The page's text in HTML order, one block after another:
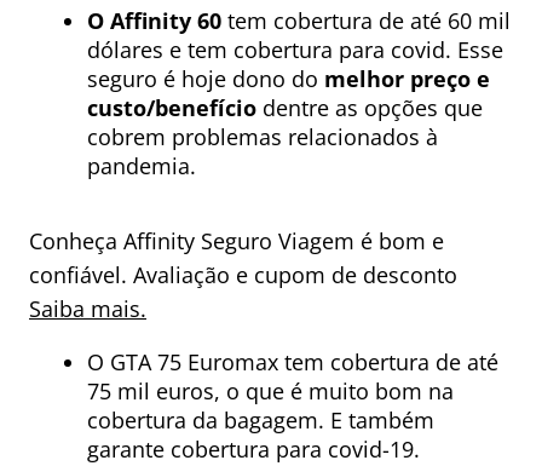
O Affinity 60 tem cobertura de até 60 mil
dólares e tem cobertura para covid. Esse
seguro é hoje dono do melhor preço e
custo/benefício dentre as opções que
cobrem problemas relacionados à
pandemia.
Conheça Affinity Seguro Viagem é bom e
confiável. Avaliação e cupom de desconto
Saiba mais.
O GTA 75 Euromax tem cobertura de até
75 mil euros, o que é muito bom na
cobertura da bagagem. E também
garante cobertura para covid-19.